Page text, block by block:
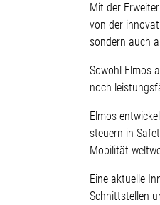
Mit der
von der
sondern auch
Sowohl Elmos
noch
Elmos
steuern in
Mobilität
Eine aktuelle
Schnittstellen